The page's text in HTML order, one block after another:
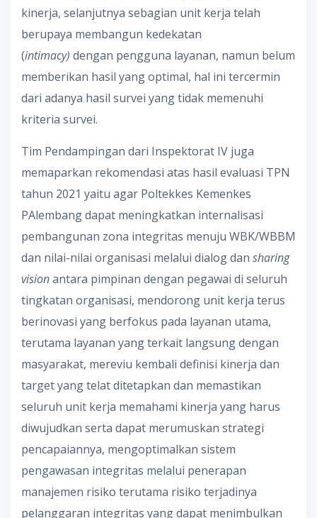
kinerja, selanjutnya sebagian unit kerja telah
berupaya membangun kedekatan
(intimacy) dengan pengguna layanan, namun belum
memberikan hasil yang optimal, hal ini tercermin
dari adanya hasil survei yang tidak memenuhi
kriteria survei.
Tim Pendampingan dari Inspektorat IV juga
memaparkan rekomendasi atas hasil evaluasi TPN
tahun 2021 yaitu agar Poltekkes Kemenkes
PAlembang dapat meningkatkan internalisasi
pembangunan zona integritas menuju WBK/WBBM
dan nilai-nilai organisasi melalui dialog dan sharing
visionantara pimpinan dengan pegawai di seluruh
tingkatan organisasi, mendorong unit kerja terus
berinovasi yang berfokus pada layanan utama,
terutama layanan yang terkait langsung dengan
masyarakat, mereviu kembali definisi kinerja dan
target yang telat ditetapkan dan memastikan
seluruh unit kerja memahami kinerja yang harus
diwujudkan serta dapat merumuskan strategi
pencapaiannya, mengoptimalkan sistem
pengawasan integritas melalui penerapan
manajemen risiko terutama risiko terjadinya
pelanggaran integritas yang dapat menimbulkan